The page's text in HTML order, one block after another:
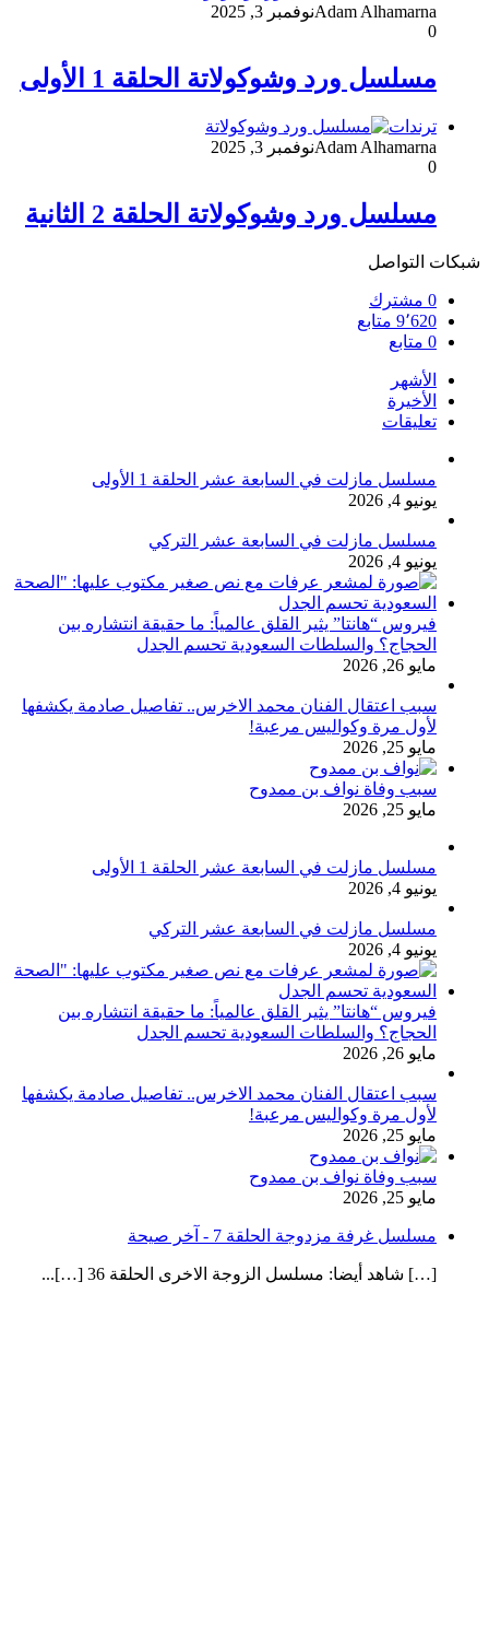
Adam Alhamarnaنوفمبر 3, 2025
0
مسلسل ورد وشوكولاتة الحلقة 1 الأولى
ترندات
Adam Alhamarnaنوفمبر 3, 2025
0
مسلسل ورد وشوكولاتة الحلقة 2 الثانية
شبكات التواصل
0 مشترك
9٬620 متابع
0 متابع
الأشهر
الأخيرة
تعليقات
مسلسل مازلت في السابعة عشر الحلقة 1 الأولى
يونيو 4, 2026
مسلسل مازلت في السابعة عشر التركي
يونيو 4, 2026
فيروس “هانتا” يثير القلق عالمياً: ما حقيقة انتشاره بين
الحجاج؟ والسلطات السعودية تحسم الجدل
مايو 26, 2026
سبب اعتقال الفنان محمد الاخرس.. تفاصيل صادمة يكشفها
لأول مرة وكواليس مرعبة!
مايو 25, 2026
سبب وفاة نواف بن ممدوح
مايو 25, 2026
مسلسل مازلت في السابعة عشر الحلقة 1 الأولى
يونيو 4, 2026
مسلسل مازلت في السابعة عشر التركي
يونيو 4, 2026
فيروس “هانتا” يثير القلق عالمياً: ما حقيقة انتشاره بين
الحجاج؟ والسلطات السعودية تحسم الجدل
مايو 26, 2026
سبب اعتقال الفنان محمد الاخرس.. تفاصيل صادمة يكشفها
لأول مرة وكواليس مرعبة!
مايو 25, 2026
سبب وفاة نواف بن ممدوح
مايو 25, 2026
مسلسل غرفة مزدوجة الحلقة 7 - آخر صيحة
[…] شاهد أيضا: مسلسل الزوجة الاخرى الحلقة 36 […]...